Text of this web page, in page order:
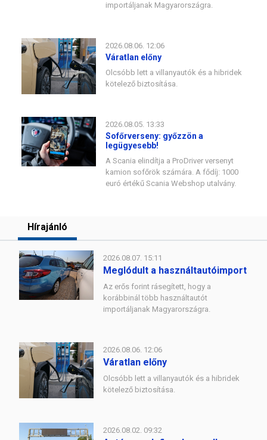
importáljanak Magyarországra.
2026.08.06. 12:06
Váratlan előny
Olcsóbb lett a villanyautók és a hibridek
kötelező biztosítása.
2026.08.05. 13:33
Sofőrverseny: győzzön a
legügyesebb!
A Scania elindítja a ProDriver versenyt
kamion sofőrök számára. A fődíj: 1000
euró értékű Scania Webshop utalvány.
Hírajánló
2026.08.07. 15:11
Meglódult a használtautóimport
Az erős forint rásegített, hogy a
korábbinál több használtautót
importáljanak Magyarországra.
2026.08.06. 12:06
Váratlan előny
Olcsóbb lett a villanyautók és a hibridek
kötelező biztosítása.
2026.08.02. 09:32